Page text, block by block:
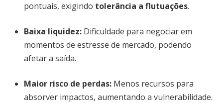
pontuais, exigindo tolerância a flutuações.
Baixa liquidez: Dificuldade para negociar em
momentos de estresse de mercado, podendo
afetar a saída.
Maior risco de perdas: Menos recursos para
absorver impactos, aumentando a vulnerabilidade.